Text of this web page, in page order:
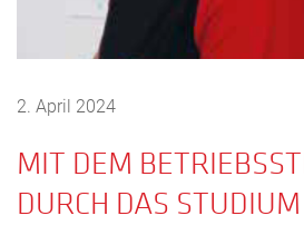
2. April 2024
MIT DEM
DURCH DAS STUDIUM